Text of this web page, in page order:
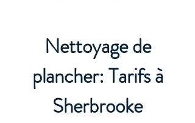
Nettoyage de
plancher: Tarifs à
Sherbrooke